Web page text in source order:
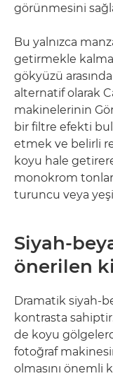
görünmesini
Bu yalnızca
getirmekle
gökyüzü
alternatif olarak
makinelerinin
bir filtre efekti
etmek ve belirli
koyu hale
monokrom
turuncu veya
Siyah-
önerilen
Dramatik siyah-
kontrasta
de koyu
fotoğraf
olmasını önemli